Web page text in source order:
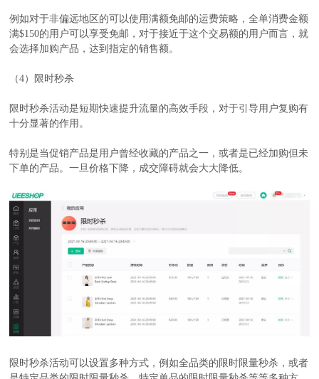
例如对于非偏远地区的可以使用满额免邮的运费策略，全单消费金额
满$150的用户可以享受免邮，对于接近于这个交易额的用户而言，就
会选择加购产品，达到指定的销售额。
（4）限时秒杀
限时秒杀活动是短期快速提升流量的高效手段，对于引导用户复购有
十分显著的作用。
特别是当促销产品是用户曾经收藏的产品之一，或者是已经加购但未
下单的产品。一旦价格下降，成交障碍就会大大降低。
限时秒杀活动可以设置多种方式，例如全品类的限时限量秒杀，或者